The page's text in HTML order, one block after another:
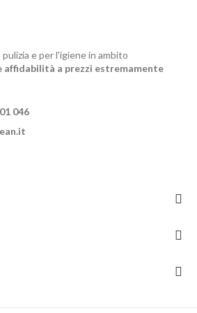
e per l'igiene in ambito
affidabilità a prezzi estremamente
046